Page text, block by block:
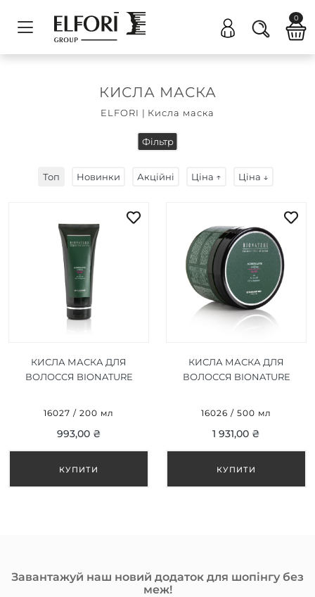
0
КИСЛА МАСКА
ELFORI | Кисла маска
Фільтр
Топ Новинки Акційні Ціна ↑ Ціна ↓
КИСЛА МАСКА ДЛЯ
ВОЛОССЯ BIONATURE
16027 / 200 мл
993,00 ₴
КИСЛА МАСКА ДЛЯ
ВОЛОССЯ BIONATURE
16026 / 500 мл
1 931,00 ₴
Завантажуй наш новий додаток для шопінгу без
меж!